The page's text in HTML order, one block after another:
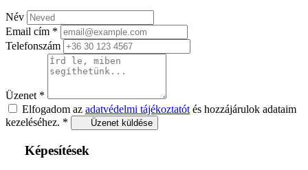
Név
Email cím *
Telefonszám
Üzenet *
Elfogadom az adatvédelmi tájékoztatót és hozzájárulok adataim
kezeléséhez. * Üzenet küldése
Képesítések